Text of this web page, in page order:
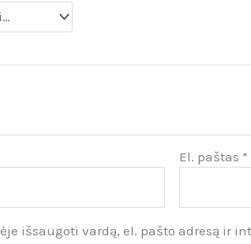
El. paštas *
išsaugoti vardą, el. pašto adresą ir